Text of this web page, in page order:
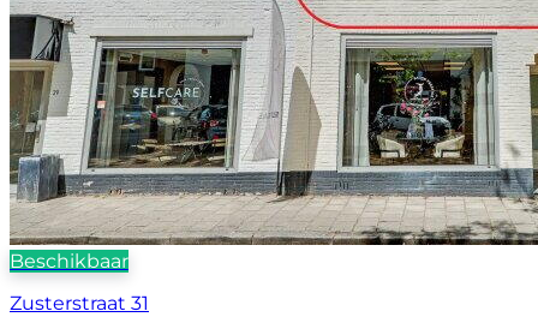
Beschikbaar
Zusterstraat 31